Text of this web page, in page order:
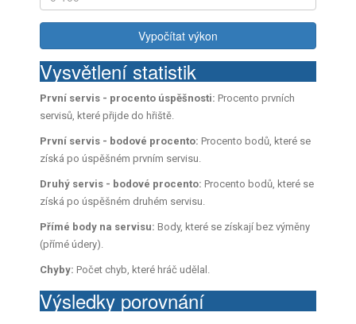
Vypočítat výkon
Vysvětlení statistik
První servis - procento úspěšnosti: Procento prvních
servisů, které přijde do hřiště.
První servis - bodové procento: Procento bodů, které se
získá po úspěšném prvním servisu.
Druhý servis - bodové procento: Procento bodů, které se
získá po úspěšném druhém servisu.
Přímé body na servisu: Body, které se získají bez výměny
(přímé údery).
Chyby: Počet chyb, které hráč udělal.
Výsledky porovnání